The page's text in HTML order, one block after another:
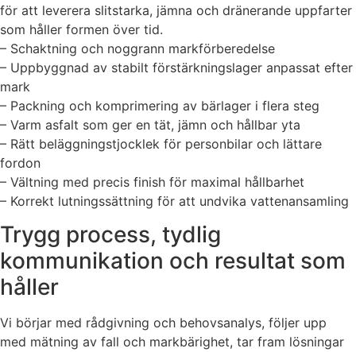
för att leverera slitstarka, jämna och dränerande uppfarter
som håller formen över tid.
– Schaktning och noggrann markförberedelse
– Uppbyggnad av stabilt förstärkningslager anpassat efter
mark
– Packning och komprimering av bärlager i flera steg
– Varm asfalt som ger en tät, jämn och hållbar yta
– Rätt beläggningstjocklek för personbilar och lättare
fordon
– Vältning med precis finish för maximal hållbarhet
– Korrekt lutningssättning för att undvika vattenansamling
Trygg process, tydlig
kommunikation och resultat som
håller
Vi börjar med rådgivning och behovsanalys, följer upp
med mätning av fall och markbärighet, tar fram lösningar